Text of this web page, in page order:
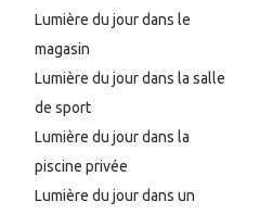
Lumière du jour dans le
magasin
Lumière du jour dans la salle
de sport
Lumière du jour dans la
piscine privée
Lumière du jour dans un